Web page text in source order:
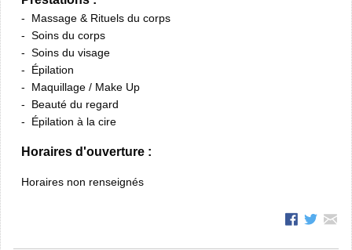
Massage & Rituels du corps
Soins du corps
Soins du visage
Épilation
Maquillage / Make Up
Beauté du regard
Épilation à la cire
Horaires d'ouverture :
Horaires non renseignés